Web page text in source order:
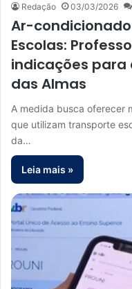
Redação 03/03/2026
Ar-
Escolas:
indicações para
das Almas
A medida busca oferecer
que utilizam transporte
da…
Leia mais »